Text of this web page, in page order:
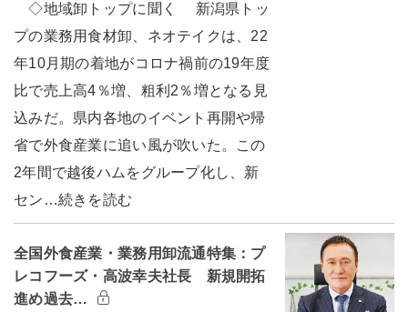
◇地域卸トップに聞く 新潟県トッ
プの業務用食材卸、ネオテイクは、22
年10月期の着地がコロナ禍前の19年度
比で売上高4％増、粗利2％増となる見
込みだ。県内各地のイベント再開や帰
省で外食産業に追い風が吹いた。この
2年間で越後ハムをグループ化し、新
セン…続きを読む
全国外食産業・業務用卸流通特集：プ
レコフーズ・高波幸夫社長 新規開拓
進め過去…